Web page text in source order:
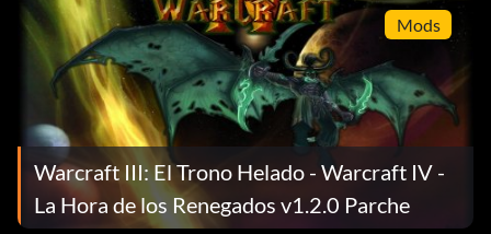
Mods
Warcraft III: El Trono Helado - Warcraft IV -
La Hora de los Renegados v1.2.0 Parche